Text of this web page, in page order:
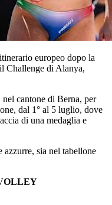
europeo dopo la
Challenge di Alanya,
cantone di Berna, per
dal 1° al 5 luglio, dove
di una medaglia e
azzurre, sia nel tabellone